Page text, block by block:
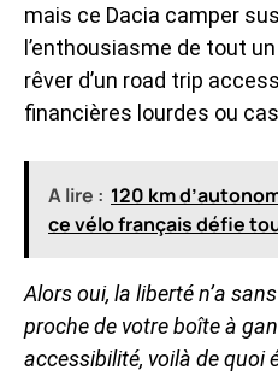
mais ce Dacia camper
l’enthousiasme de tout
rêver d’un road trip
financières lourdes ou
A lire : 120 km
ce vélo français défie
Alors oui, la liberté n’a
proche de votre boîte à
accessibilité, voilà de quoi